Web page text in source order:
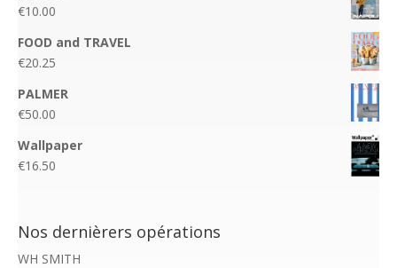
€10.00
FOOD and TRAVEL
€20.25
PALMER
€50.00
Wallpaper
€16.50
Nos dernièrers opérations
WH SMITH